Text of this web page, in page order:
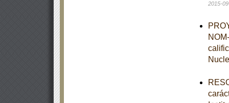
2015-